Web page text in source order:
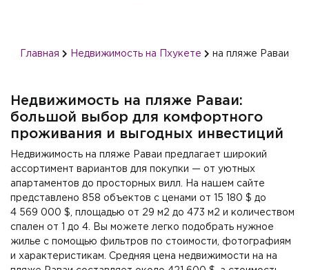
Главная Недвижимость на Пхукете на пляже Раваи
Недвижимость на пляже Раваи:
большой выбор для комфортного
проживания и выгодных инвестиций
Недвижимость на пляже Раваи предлагает широкий
ассортимент вариантов для покупки — от уютных
апартаментов до просторных вилл. На нашем сайте
представлено 858 объектов с ценами от 15 180 $ до
4 569 000 $, площадью от 29 м2 до 473 м2 и количеством
спален от 1 до 4. Вы можете легко подобрать нужное
жилье с помощью фильтров по стоимости, фотографиям
и характеристикам. Средняя цена недвижимости на на